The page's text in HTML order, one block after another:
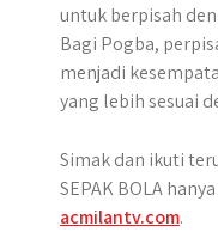
untuk berpisah
Bagi Pogba,
menjadi
yang lebih sesuai
Simak dan ikuti
SEPAK BOLA
acmilantv.com.